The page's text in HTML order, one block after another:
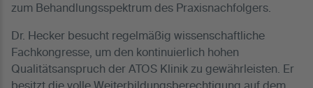
zum Behandlungsspektrum des Praxisnachfolgers.
Dr. Hecker besucht regelmäßig wissenschaftliche
Fachkongresse, um den kontinuierlich hohen
Qualitätsanspruch der ATOS Klinik zu gewährleisten. Er